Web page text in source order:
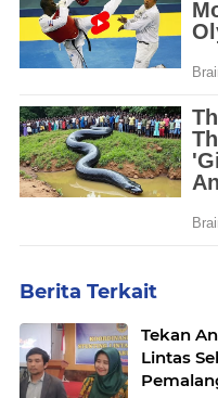
Berita Terkait
Tekan
Lintas